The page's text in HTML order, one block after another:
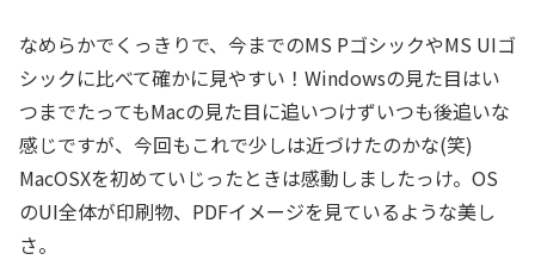
なめらかでくっきりで、今までのMS PゴシックやMS UIゴ
シックに比べて確かに見やすい！Windowsの見た目はい
つまでたってもMacの見た目に追いつけずいつも後追いな
感じですが、今回もこれで少しは近づけたのかな(笑)
MacOSXを初めていじったときは感動しましたっけ。OS
のUI全体が印刷物、PDFイメージを見ているような美し
さ。